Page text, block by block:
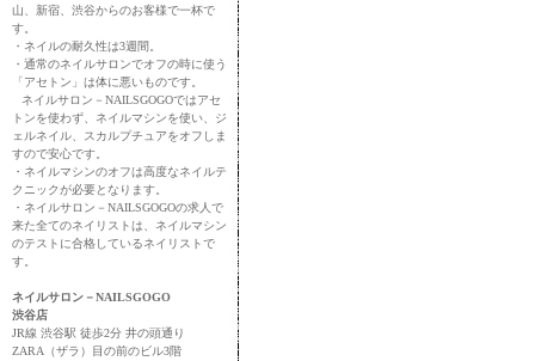
山、新宿、渋谷からのお客様で一杯で
す。
・ネイルの耐久性は3週間。
・通常のネイルサロンでオフの時に使う
「アセトン」は体に悪いものです。
ネイルサロン－NAILSGOGOではアセ
トンを使わず、ネイルマシンを使い、ジ
ェルネイル、スカルプチュアをオフしま
すので安心です。
・ネイルマシンのオフは高度なネイルテ
クニックが必要となります。
・ネイルサロン－NAILSGOGOの求人で
来た全てのネイリストは、ネイルマシン
のテストに合格しているネイリストで
す。
ネイルサロン－NAILSGOGO
渋谷店
JR線 渋谷駅 徒歩2分 井の頭通り
ZARA（ザラ）目の前のビル3階